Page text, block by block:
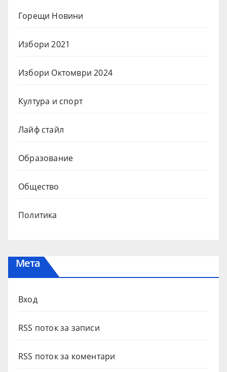
Горещи Новини
Избори 2021
Избори Октомври 2024
Култура и спорт
Лайф стайл
Образование
Общество
Политика
Мета
Вход
RSS поток за записи
RSS поток за коментари